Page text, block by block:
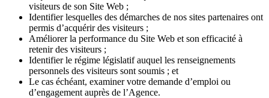
visiteurs de son Site Web ;
Identifier lesquelles des démarches de nos sites partenaires ont
permis d’acquérir des visiteurs ;
Améliorer la performance du Site Web et son efficacité à
retenir des visiteurs ;
Identifier le régime législatif auquel les renseignements
personnels des visiteurs sont soumis ; et
Le cas échéant, examiner votre demande d’emploi ou
d’engagement auprès de l’Agence.